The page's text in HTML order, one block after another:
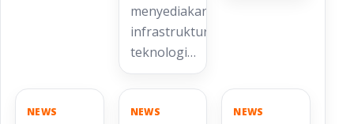
menyediakan
infrastruktur
teknologi…
NEWS NEWS NEWS